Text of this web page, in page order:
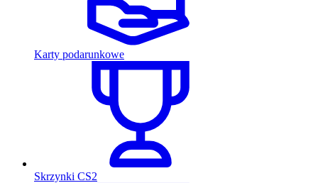
Karty podarunkowe
Skrzynki CS2